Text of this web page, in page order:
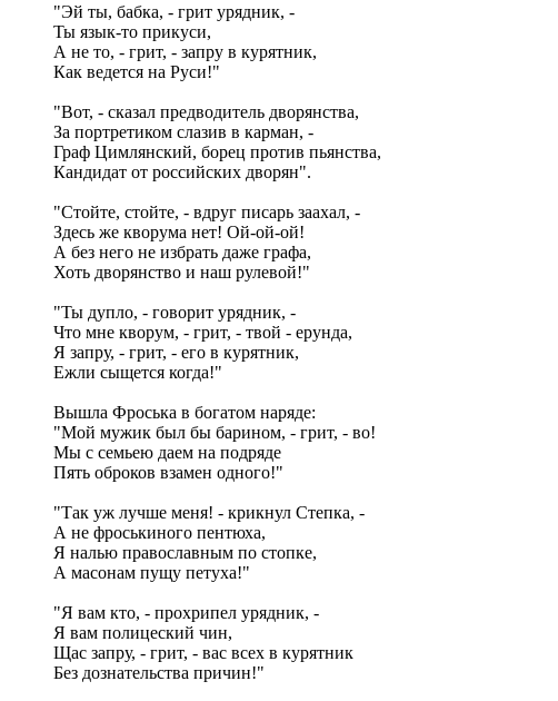
"Эй ты, бабка, - грит урядник, -
Ты язык-то прикуси,
А не то, - грит, - запру в курятник,
Как ведется на Руси!"
"Вот, - сказал предводитель дворянства,
За портретиком слазив в карман, -
Граф Цимлянский, борец против пьянства,
Кандидат от российских дворян".
"Стойте, стойте, - вдруг писарь заахал, -
Здесь же кворума нет! Ой-ой-ой!
А без него не избрать даже графа,
Хоть дворянство и наш рулевой!"
"Ты дупло, - говорит урядник, -
Что мне кворум, - грит, - твой - ерунда,
Я запру, - грит, - его в курятник,
Ежли сыщется когда!"
Вышла Фроська в богатом наряде:
"Мой мужик был бы барином, - грит, - во!
Мы с семьею даем на подряде
Пять оброков взамен одного!"
"Так уж лучше меня! - крикнул Степка, -
А не фроськиного пентюха,
Я налью православным по стопке,
А масонам пущу петуха!"
"Я вам кто, - прохрипел урядник, -
Я вам полицеский чин,
Щас запру, - грит, - вас всех в курятник
Без дознательства причин!"